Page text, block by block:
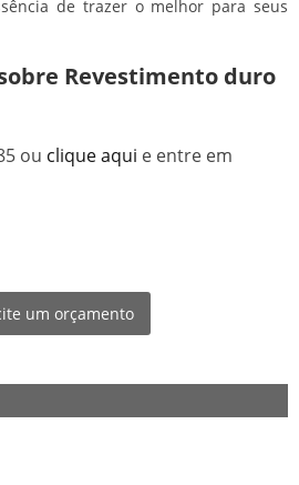
de trazer o melhor para seus
Revestimento duro
ou clique aqui e entre em
um orçamento